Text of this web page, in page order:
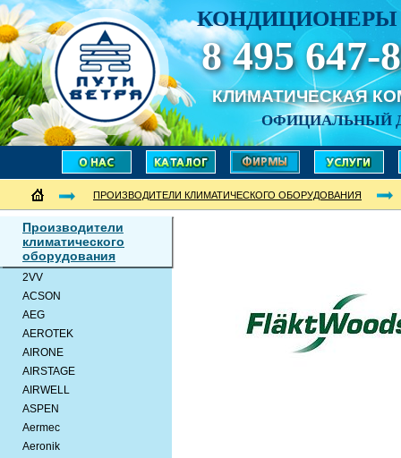
КОНДИЦИОНЕРЫ
8 495 647-
КЛИМАТИЧЕСКАЯ
ОФИЦИАЛЬНЫЙ
ПРОИЗВОДИТЕЛИ КЛИМАТИЧЕСКОГО ОБОРУДОВАНИЯ
Производители
климатического
оборудования
2VV
ACSON
AEG
AEROTEK
AIRONE
AIRSTAGE
AIRWELL
ASPEN
Aermec
Aeronik